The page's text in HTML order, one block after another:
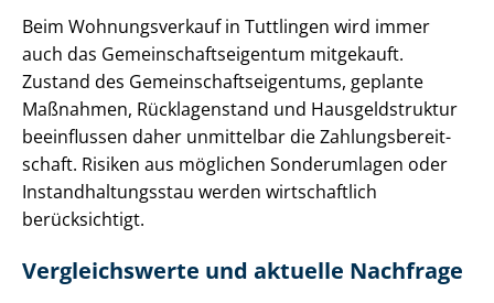
Beim Wohnungsverkauf in Tuttlingen wird immer
auch das Ge­mein­schafts­ei­gen­tum mitgekauft.
Zustand des Ge­mein­schafts­ei­gen­tums, geplante
Maßnahmen, Rücklagenstand und Haus­geld­struk­tur
beeinflussen daher unmittelbar die Zah­lungs­be­reit­
schaft. Risiken aus möglichen Sonderumlagen oder
In­stand­hal­tungs­stau werden wirtschaftlich
berücksichtigt.
Vergleichswerte und aktuelle Nachfrage